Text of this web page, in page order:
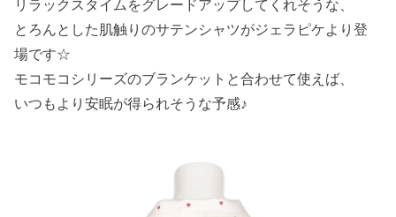
リラックスタイムをグレードアップしてくれそうな、
とろんとした肌触りのサテンシャツがジェラピケより登
場です☆
モコモコシリーズのブランケットと合わせて使えば、
いつもより安眠が得られそうな予感♪